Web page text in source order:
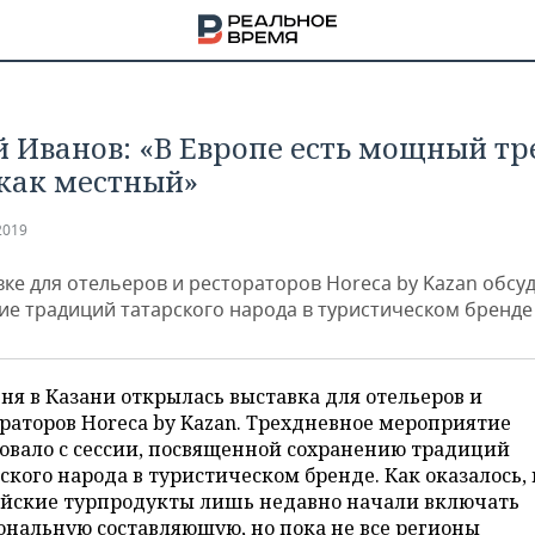
Иванов: «В Европе есть мощный
местный»
для отельеров и рестораторов Horeca by Kazan
традиций татарского народа в туристическом бренде
в Казани открылась выставка для отельеров и
Horeca by Kazan. Трехдневное мероприятие
с сессии, посвященной сохранению традиций
народа в туристическом бренде. Как оказалось,
турпродукты лишь недавно начали включать
составляющую, но пока не все регионы